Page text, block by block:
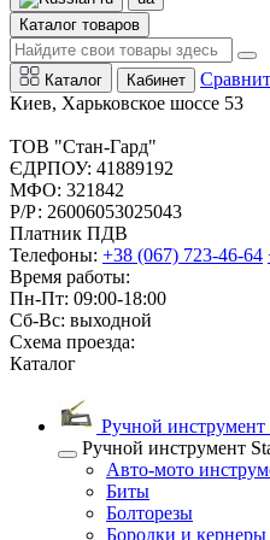
Каталог товаров
Каталог Кабинет
Киев, Харьковское шоссе 53
ТОВ "Стан-Гард"
ЄДРПОУ: 41889192
МФО: 321842
Р/Р: 26006053025043
Платник ПДВ
Телефоны: +38 (067) 723-46-64
Время работы:
Пн-Пт: 09:00-18:00
Сб-Вс: выходной
Схема проезда:
Каталог
Ручной инструмент
Ручной инструмент
Авто-мото
Биты
Болторезы
Бородки и кернеры